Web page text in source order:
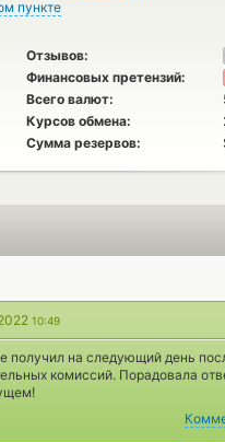
пункте
Отзывов:
Финансовых претензий:
Всего валют:
Курсов обмена:
Сумма резервов:
10:49
получил на следующий день
комиссий. Порадовала